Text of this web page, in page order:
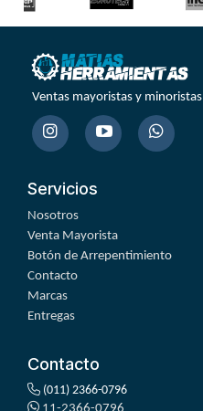
Ventas mayoristas y minoristas
Servicios
Nosotros
Venta Mayorista
Botón de Arrepentimiento
Contacto
Marcas
Entregas
Contacto
(011) 2366-0796